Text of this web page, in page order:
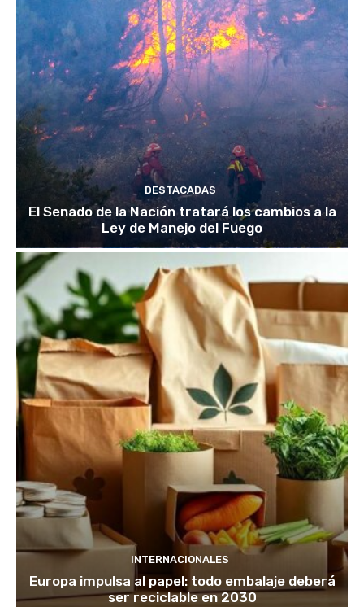
DESTACADAS
El Senado de la Nación tratará los cambios a la
Ley de Manejo del Fuego
INTERNACIONALES
Europa impulsa al papel: todo embalaje deberá
ser reciclable en 2030